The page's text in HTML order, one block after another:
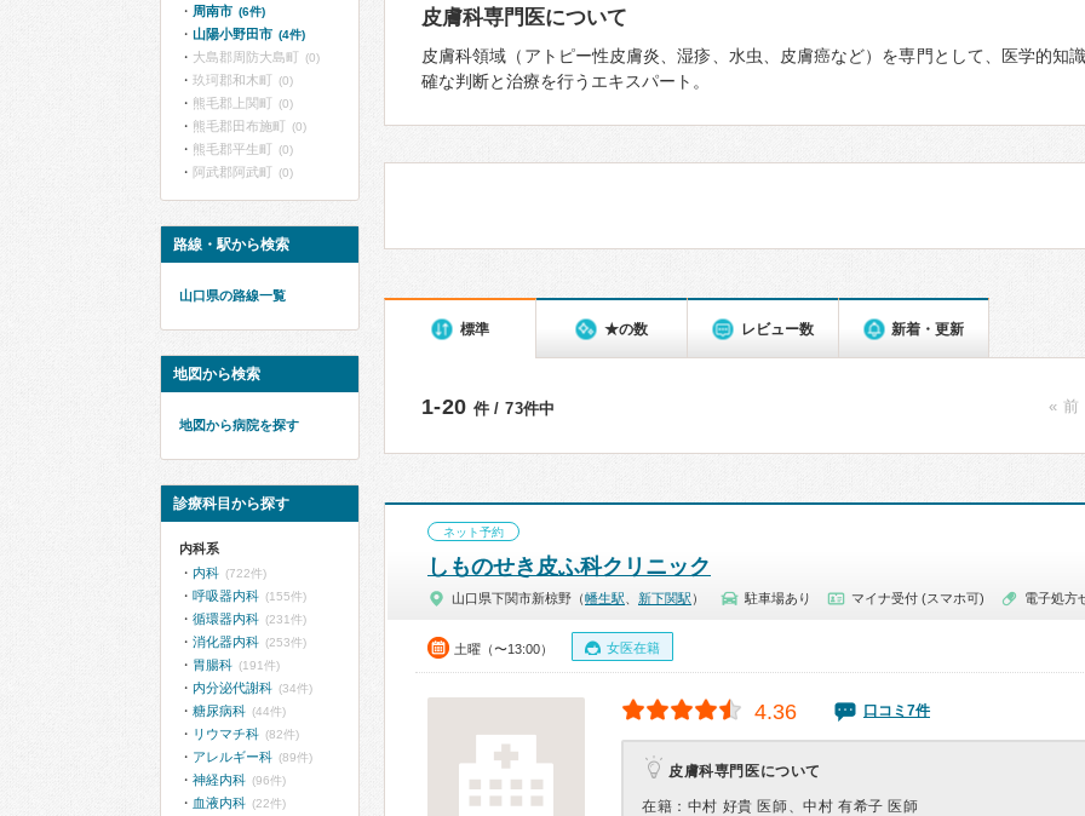
皮膚科専門医について
皮膚科領域（アトピー性皮膚炎、湿疹、水虫、皮膚癌など）を専門として、医学的知
確な判断と治療を行うエキスパート。
標準 ★の数 レビュー数 新着・更新
1-20 件 / 73件中 « 前
ネット予約
しものせき皮ふ科クリニック
山口県下関市新椋野（幡生駅 新下関駅 ） 駐車場あり マイナ受付 (スマホ可) 電子処方
土曜（〜13:00） 女医在籍
4.36 口コミ7件
皮膚科専門医について
在籍：中村 好貴 医師、中村 有希子 医師
周南市 (6件)
山陽小野田市 (4件)
大島郡周防大島町 (0)
玖珂郡和木町 (0)
熊毛郡上関町 (0)
熊毛郡田布施町 (0)
熊毛郡平生町 (0)
阿武郡阿武町 (0)
路線・駅から検索
山口県の路線一覧
地図から検索
地図から病院を探す
診療科目から探す
内科系
内科 (722件)
呼吸器内科 (155件)
循環器内科 (231件)
消化器内科 (253件)
胃腸科 (191件)
内分泌代謝科 (34件)
糖尿病科 (44件)
リウマチ科 (82件)
アレルギー科 (89件)
神経内科 (96件)
血液内科 (22件)